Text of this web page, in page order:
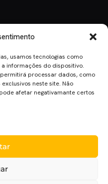
usamos tecnologias como
informações do dispositivo.
processar dados, como
neste site. Não
afetar negativamante certos